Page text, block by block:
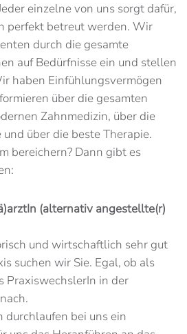
einzelne von uns sorgt dafür,
perfekt betreut werden. Wir
durch die gesamte
auf Bedürfnisse ein und stellen
haben Einfühlungsvermögen
über die gesamten
Zahnmedizin, über die
über die beste Therapie.
bereichern? Dann gibt es
(alternativ angestellte(r)
und wirtschaftlich sehr gut
suchen wir Sie. Egal, ob als
PraxiswechslerIn in der
durchlaufen bei uns ein